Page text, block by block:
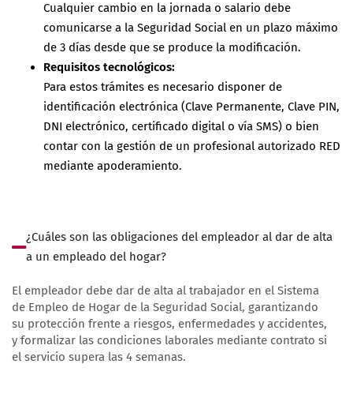
Cualquier cambio en la jornada o salario debe
comunicarse a la Seguridad Social en un plazo máximo
de 3 días desde que se produce la modificación.
Requisitos tecnológicos:
Para estos trámites es necesario disponer de
identificación electrónica (Clave Permanente, Clave PIN,
DNI electrónico, certificado digital o vía SMS) o bien
contar con la gestión de un profesional autorizado RED
mediante apoderamiento.
¿Cuáles son las obligaciones del empleador al dar de alta
a un empleado del hogar?
El empleador debe dar de alta al trabajador en el Sistema
de Empleo de Hogar de la Seguridad Social, garantizando
su protección frente a riesgos, enfermedades y accidentes,
y formalizar las condiciones laborales mediante contrato si
el servicio supera las 4 semanas.